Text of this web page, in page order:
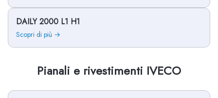
DAILY 2000 L1 H1
Scopri di più →
Pianali e rivestimenti IVECO